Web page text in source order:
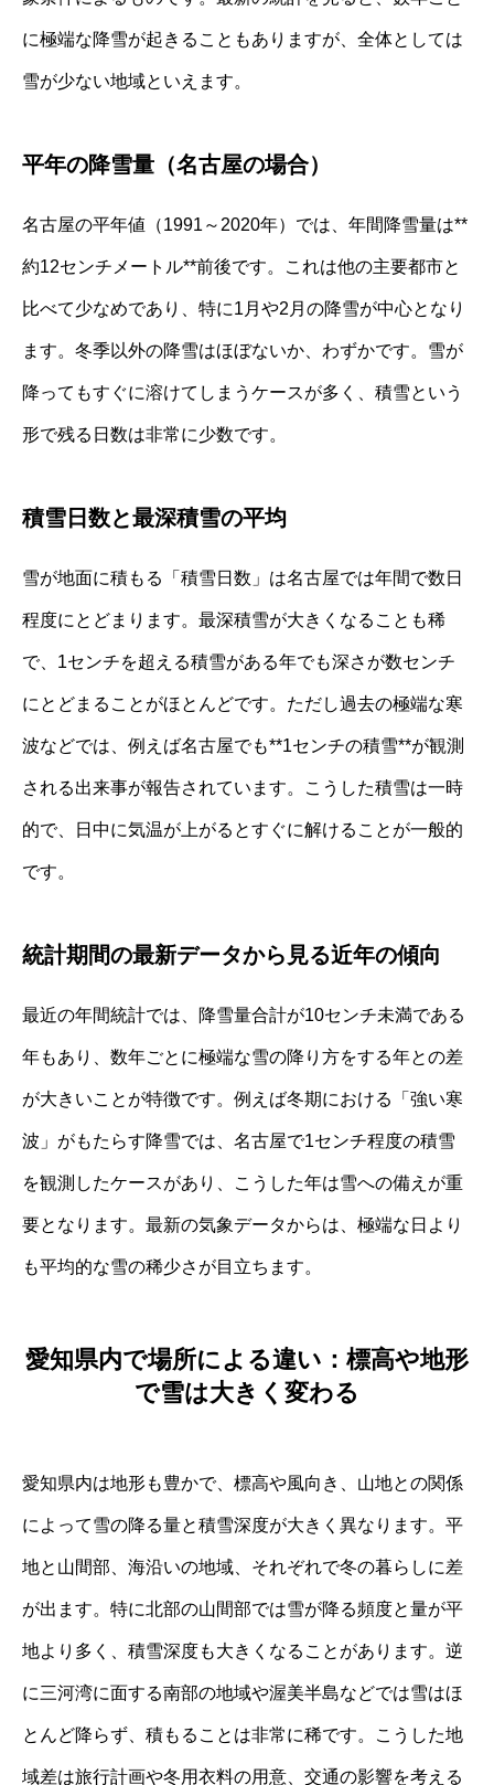
に極端な降雪が起きることもありますが、全体としては
雪が少ない地域といえます。
平年の降雪量（名古屋の場合）
名古屋の平年値（1991～2020年）では、年間降雪量は**
約12センチメートル**前後です。これは他の主要都市と
比べて少なめであり、特に1月や2月の降雪が中心となり
ます。冬季以外の降雪はほぼないか、わずかです。雪が
降ってもすぐに溶けてしまうケースが多く、積雪という
形で残る日数は非常に少数です。
積雪日数と最深積雪の平均
雪が地面に積もる「積雪日数」は名古屋では年間で数日
程度にとどまります。最深積雪が大きくなることも稀
で、1センチを超える積雪がある年でも深さが数センチ
にとどまることがほとんどです。ただし過去の極端な寒
波などでは、例えば名古屋でも**1センチの積雪**が観測
される出来事が報告されています。こうした積雪は一時
的で、日中に気温が上がるとすぐに解けることが一般的
です。
統計期間の最新データから見る近年の傾向
最近の年間統計では、降雪量合計が10センチ未満である
年もあり、数年ごとに極端な雪の降り方をする年との差
が大きいことが特徴です。例えば冬期における「強い寒
波」がもたらす降雪では、名古屋で1センチ程度の積雪
を観測したケースがあり、こうした年は雪への備えが重
要となります。最新の気象データからは、極端な日より
も平均的な雪の稀少さが目立ちます。
愛知県内で場所による違い：標高や地形
で雪は大きく変わる
愛知県内は地形も豊かで、標高や風向き、山地との関係
によって雪の降る量と積雪深度が大きく異なります。平
地と山間部、海沿いの地域、それぞれで冬の暮らしに差
が出ます。特に北部の山間部では雪が降る頻度と量が平
地より多く、積雪深度も大きくなることがあります。逆
に三河湾に面する南部の地域や渥美半島などでは雪はほ
とんど降らず、積もることは非常に稀です。こうした地
域差は旅行計画や冬用衣料の用意、交通の影響を考える